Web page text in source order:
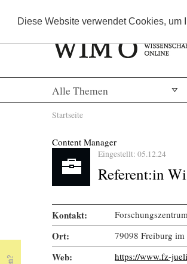
Diese Website verwendet Cookies,
Alle Themen
Sie sind hier
Startseite
Content Manager
Eingestellt: 05.12.24
Referent:in
Kontakt:
Ort: 79098 Freiburg im
Web: https://www.fz-
« Prev Page
Next Page »